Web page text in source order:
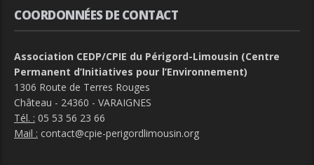
COORDONNÉES DE CONTACT
Association CEDP/CPIE du Périgord-Limousin (Centre
Permanent d’Initiatives pour l’Environnement)
1306 Route de Terres Rouges
Château - 24360 - VARAIGNES
Tél. : 05 53 56 23 66
Mail : contact@cpie-perigordlimousin.org